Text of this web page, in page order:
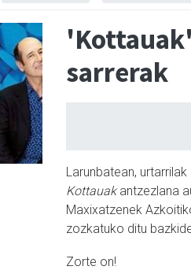
sarrerak
Larunbatean,
Kottauakantzezlana
Maxixatzenek
zozkatuko ditu
Zorte on!